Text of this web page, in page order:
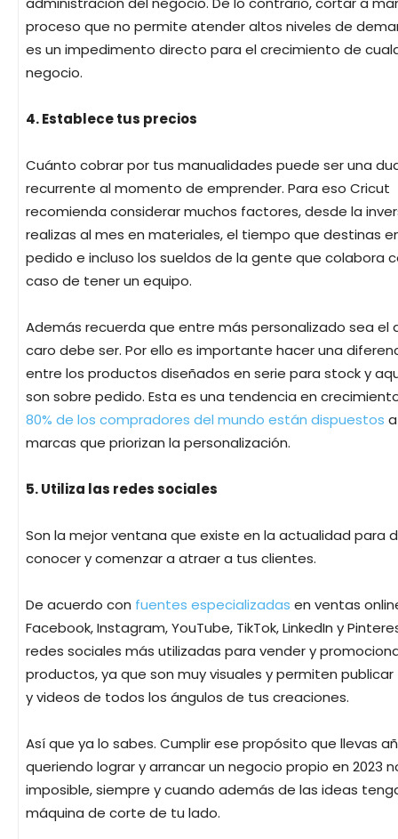
proceso que no permite atender altos niveles de
es un impedimento directo para el crecimiento de
negocio.
4. Establece tus precios
Cuánto cobrar por tus manualidades puede ser una
recurrente al momento de emprender. Para eso Cricut
recomienda considerar muchos factores, desde la
realizas al mes en materiales, el tiempo que destinas
pedido e incluso los sueldos de la gente que colabora
caso de tener un equipo.
Además recuerda que entre más personalizado sea el
caro debe ser. Por ello es importante hacer una
entre los productos diseñados en serie para stock y
son sobre pedido. Esta es una tendencia en
80% de los compradores del mundo están dispuestos
marcas que priorizan la personalización.
5. Utiliza las redes sociales
Son la mejor ventana que existe en la actualidad para
conocer y comenzar a atraer a tus clientes.
De acuerdo con fuentes especializadas en ventas
Facebook, Instagram, YouTube, TikTok, LinkedIn y
redes sociales más utilizadas para vender y
productos, ya que son muy visuales y permiten
y videos de todos los ángulos de tus creaciones.
Así que ya lo sabes. Cumplir ese propósito que llevas
queriendo lograr y arrancar un negocio propio en 2023
imposible, siempre y cuando además de las ideas
máquina de corte de tu lado.